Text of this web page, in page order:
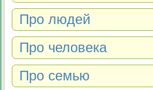
Про людей
Про человека
Про семью